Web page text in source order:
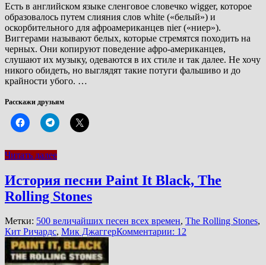
Есть в английском языке сленговое словечко wigger, которое
образовалось путем слияния слов white («белый») и
оскорбительного для афроамериканцев nier («ниер»).
Виггерами называют белых, которые стремятся походить на
черных. Они копируют поведение афро-американцев,
слушают их музыку, одеваются в их стиле и так далее. Не хочу
никого обидеть, но выглядят такие потуги фальшиво и до
крайности убого. …
Расскажи друзьям
Читать далее
История песни Paint It Black, The
Rolling Stones
Метки: 500 величайших песен всех времен, The Rolling Stones,
Кит Ричардс, Мик ДжаггерКомментарии: 12